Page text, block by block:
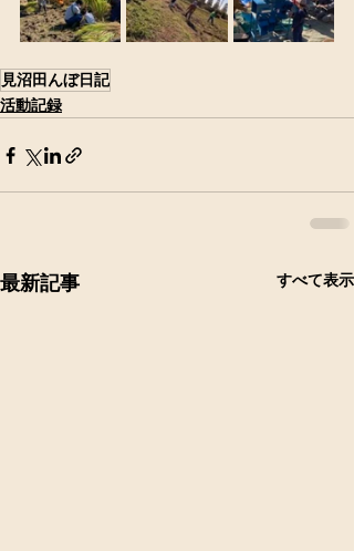
見沼田んぼ日記
活動記録
最新記事 すべて表示